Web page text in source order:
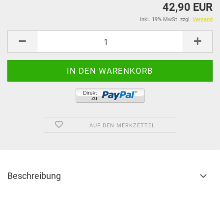
42,90 EUR
inkl. 19% MwSt. zzgl. Versand
AUF DEN MERKZETTEL
Beschreibung